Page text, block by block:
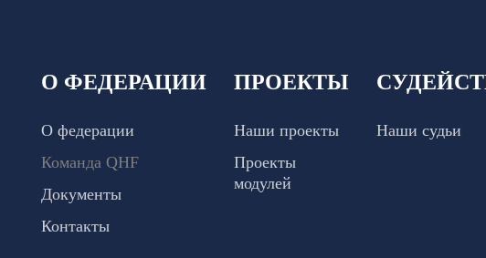
О ФЕДЕРАЦИИ
О федерации
Команда QHF
Документы
Контакты
ПРОЕКТЫ
Наши проекты
Проекты
модулей
Наши судьи